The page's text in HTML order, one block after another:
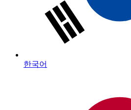
한국어